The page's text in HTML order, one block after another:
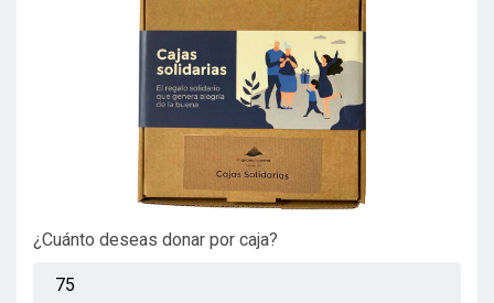
¿Cuánto deseas donar por caja?